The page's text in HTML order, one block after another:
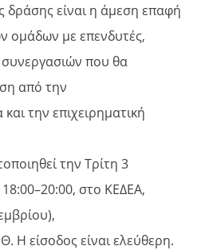
είναι η άμεση επαφή
ομάδων με επενδυτές,
συνεργασιών που θα
από την
την επιχειρηματική
την Τρίτη 3
στο ΚΕΔΕΑ,
Η είσοδος είναι ελεύθερη.